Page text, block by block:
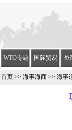
WTO专题 国际贸易 外
首页 >> 海事海商 >> 海事